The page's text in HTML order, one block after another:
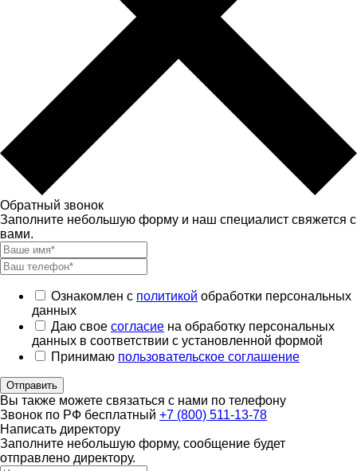
Обратный звонок
Заполните небольшую форму и наш специалист свяжется с
вами.
Ознакомлен с политикой обработки персональных
данных
Даю свое согласие на обработку персональных
данных в соответствии с установленной формой
Принимаю пользовательское соглашение
Отправить
Вы также можете связаться с нами по телефону
Звонок по РФ бесплатный +7 (800) 511-13-78
Написать директору
Заполните небольшую форму, сообщение будет
отправлено директору.